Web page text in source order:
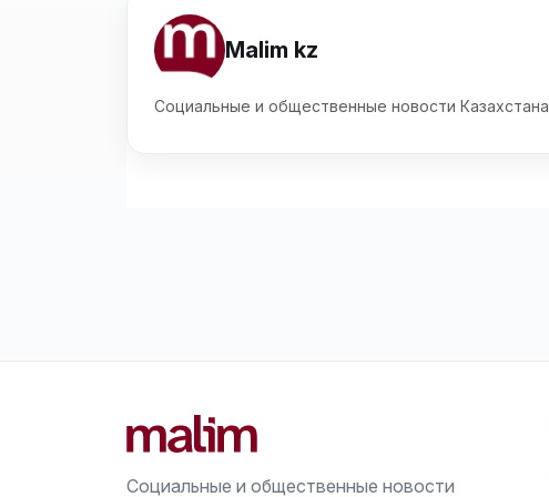
Malim kz
Социальные и общественные новости Казахстана
Социальные и общественные новости